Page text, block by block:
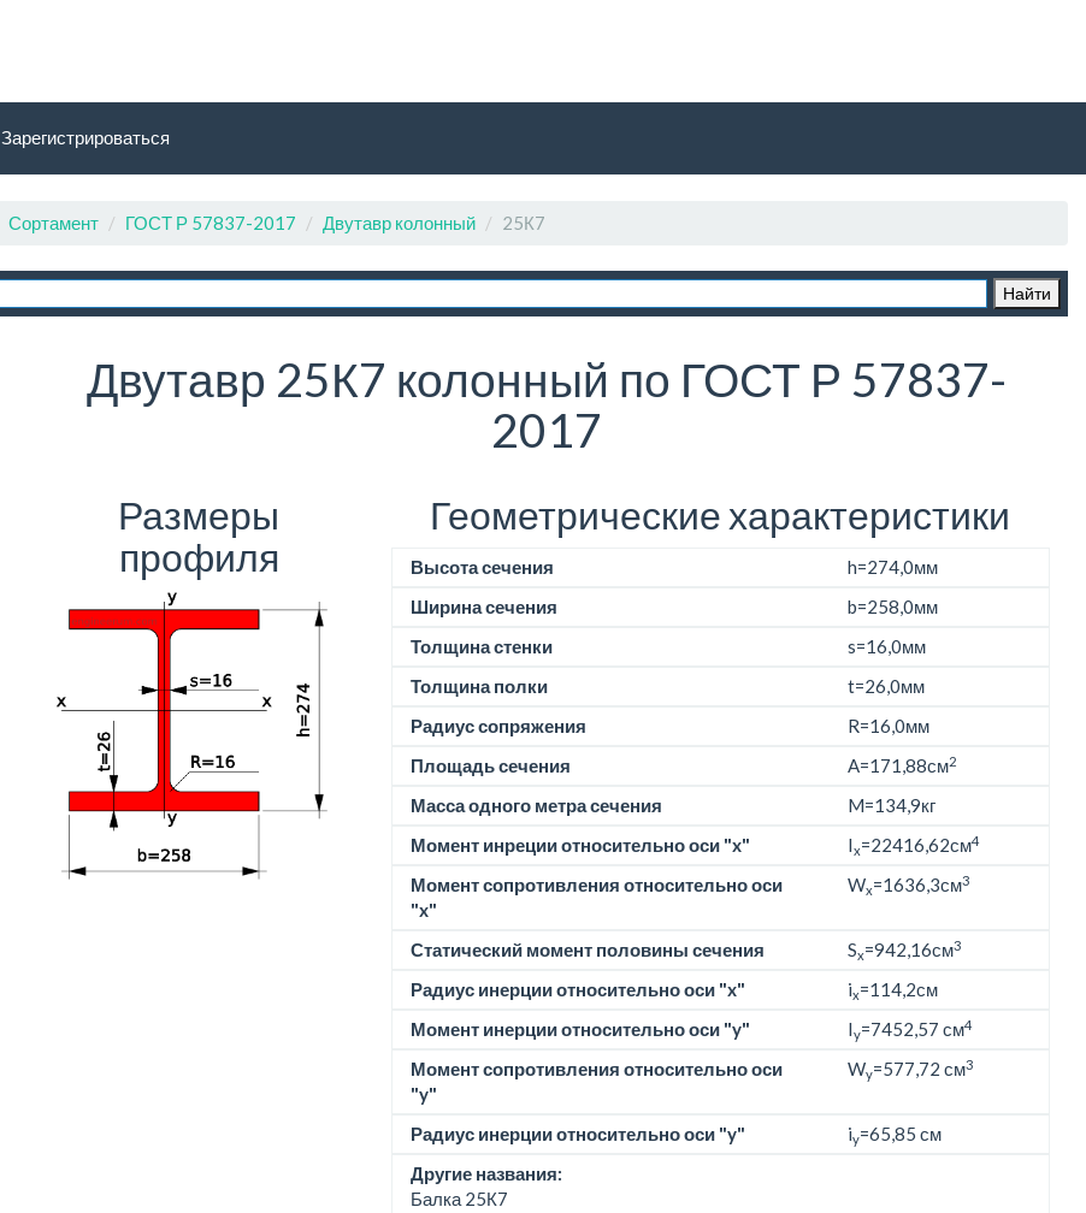
Зарегистрироваться
Сортамент ГОСТ Р 57837-2017 Двутавр колонный 25К7
Двутавр 25К7 колонный по ГОСТ Р 57837-
2017
Размеры
профиля
Геометрические характеристики
Высота сечения h=274,0мм
Ширина сечения
b=258,0мм
Толщина стенки
s=16,0мм
Толщина полки
t=26,0мм
Радиус сопряжения
R=16,0мм
Площадь сечения
A=171,88см2
Масса одного метра сечения M=134,9кг
Момент инреции относительно оси "x"
Ix=22416,62см4
Момент сопротивления относительно оси
"x"
Wx=1636,3см3
Статический момент половины сечения Sx=942,16см3
Радиус инерции относительно оси "x" ix=114,2см
Момент инерции относительно оси "y"
Iy=7452,57 см4
Момент сопротивления относительно оси
"y"
Wy=577,72 см3
Радиус инерции относительно оси "y" iy=65,85 см
Другие названия:
Балка 25К7